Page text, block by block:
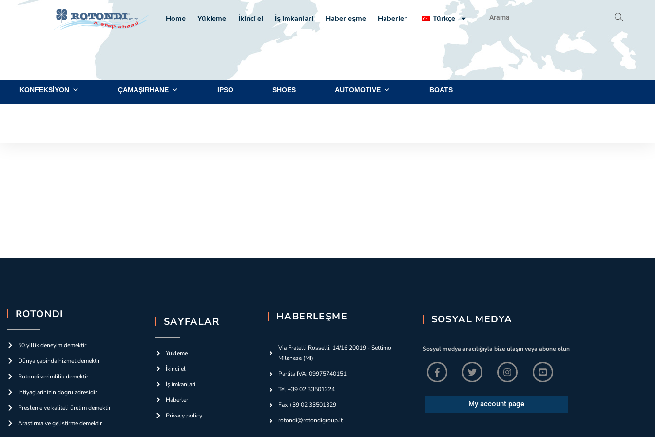
Home Yükleme İkinci el İş imkanlari Haberleşme Haberler Türkçe
KONFEKSİYON ÇAMAŞIRHANE IPSO SHOES AUTOMOTIVE BOATS
ROTONDI
50 yillik deneyim demektir
Dünya çapinda hizmet demektir
Rotondi verimlilik demektir
Ihtiyaçlarinizin dogru adresidir
Presleme ve kaliteli üretim demektir
Arastirma ve gelistirme demektir
SAYFALAR
Yükleme
İkinci el
İş imkanlari
Haberler
Privacy policy
HABERLEŞME
Via Fratelli Rosselli, 14/16 20019 - Settimo
Milanese (MI)
Partita IVA: 09975740151
Tel +39 02 33501224
Fax +39 02 33501329
rotondi@rotondigroup.it
SOSYAL MEDYA
Sosyal medya aracılığıyla bize ulaşın veya abone olun
My account page